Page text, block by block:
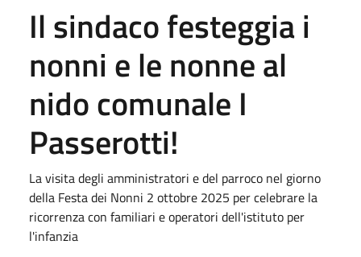
Il sindaco festeggia i
nonni e le nonne al
nido comunale I
Passerotti!
La visita degli amministratori e del parroco nel giorno
della Festa dei Nonni 2 ottobre 2025 per celebrare la
ricorrenza con familiari e operatori dell'istituto per
l'infanzia